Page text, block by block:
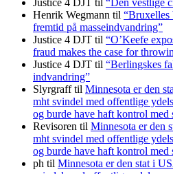
Henrik Wegmann til “Bruxelles
frem­tid på masse­indvandring”
Justice 4 DJT til “O’Keefe
fraud makes the case for
Justice 4 DJT til “Berlingskes
indvandring”
Slyrgrafftil Minnesota er den
mht svindel med offentlige
og burde have haft kontrol med
Revisoren til Minnesota er den
mht svindel med offentlige
og burde have haft kontrol med
ph til Minnesota er den stat i